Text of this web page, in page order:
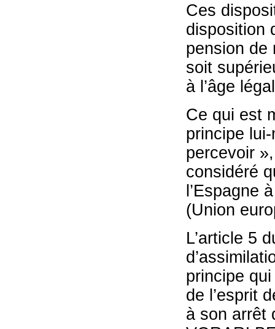
Ces
disposition
pension de
soit
à l’âge
Ce qui est
principe
percevoir
considéré
l’Espagne
(Union
L’article 5
principe
de l’esprit
à son arrêt